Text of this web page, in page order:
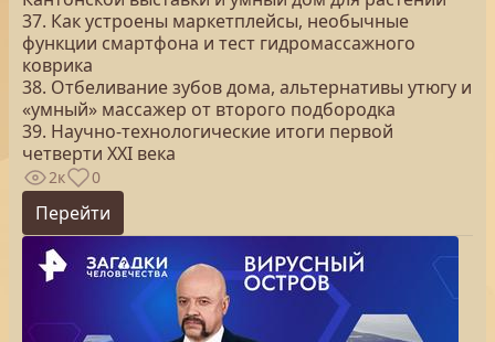
37. Как устроены маркетплейсы, необычные
функции смартфона и тест гидромассажного
коврика
38. Отбеливание зубов дома, альтернативы утюгу и
«умный» массажер от второго подбородка
39. Научно-технологические итоги первой
четверти XXI века
2к 0
Перейти